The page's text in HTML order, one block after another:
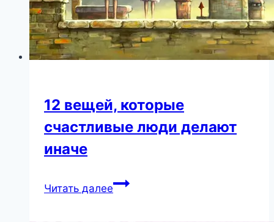
12 вещей, которые
счастливые люди делают
иначе
Читать далее12